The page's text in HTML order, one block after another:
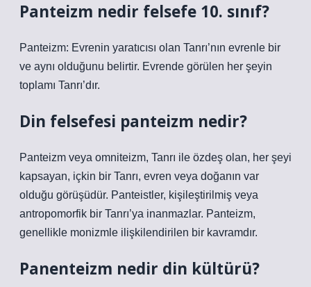
Panteizm nedir felsefe 10. sınıf?
Panteizm: Evrenin yaratıcısı olan Tanrı’nın evrenle bir
ve aynı olduğunu belirtir. Evrende görülen her şeyin
toplamı Tanrı’dır.
Din felsefesi panteizm nedir?
Panteizm veya omniteizm, Tanrı ile özdeş olan, her şeyi
kapsayan, içkin bir Tanrı, evren veya doğanın var
olduğu görüşüdür. Panteistler, kişileştirilmiş veya
antropomorfik bir Tanrı’ya inanmazlar. Panteizm,
genellikle monizmle ilişkilendirilen bir kavramdır.
Panenteizm nedir din kültürü?